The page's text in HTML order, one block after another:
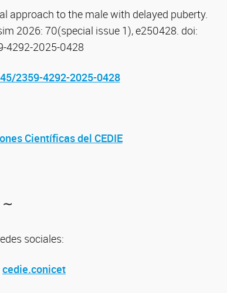
approach to the male with delayed puberty.
2026: 70(special issue 1), e250428. doi:
4292-2025-0428
2359-4292-2025-0428
Científicas del CEDIE
∼
sociales:
cedie.conicet